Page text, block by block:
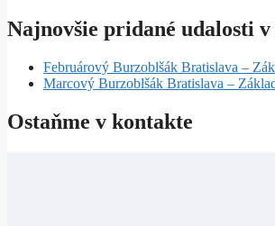
Najnovšie pridané udalosti
Februárový Burzoblšák Bratislava –
Marcový Burzoblšák Bratislava –
Ostaňme v kontakte